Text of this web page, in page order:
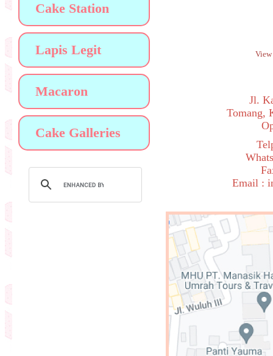
Cake Station
Lapis Legit
Macaron
Cake Galleries
View
Jl.
Tomang,
Email :